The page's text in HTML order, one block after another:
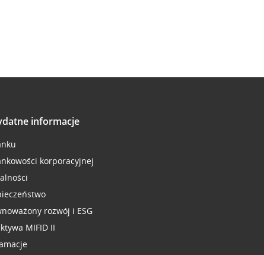
informacje
korporacyjnej
rozwój i ESG
MIFID II